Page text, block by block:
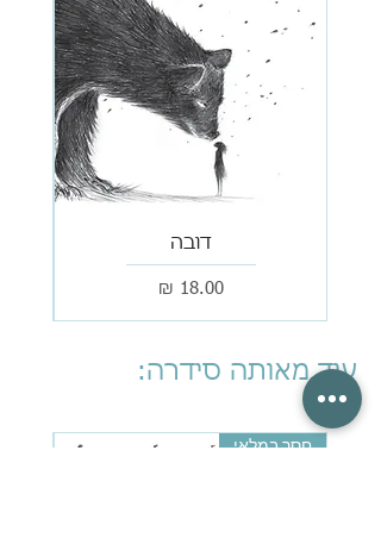
דובה
מחיר‏18.00 ‏₪
עוד מאותה סידרה:
חסר במלאי